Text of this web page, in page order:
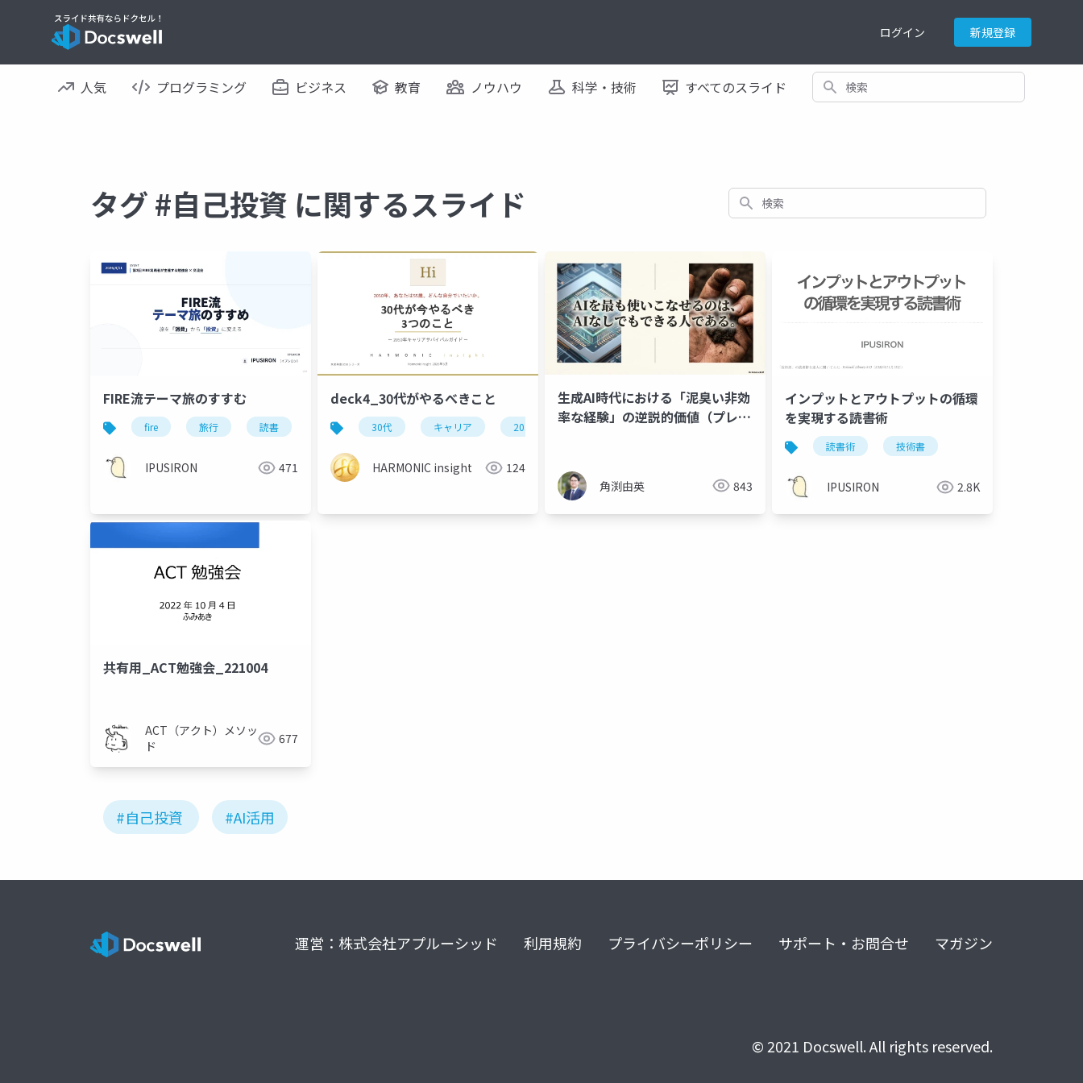
ログイン 新規登録
人気 プログラミング ビジネス 教育 ノウハウ 科学・技術 すべてのスライド 検索
タグ #自己投資 に関するスライド 検索
FIRE流テーマ旅のすすむ
fire 旅行 読書
IPUSIRON 471
deck4_30代がやるべきこと
30代 キャリア 2050年 ai活用 スキルアップ 自己投資 リスキリング
HARMONIC insight 124
生成AI時代における「泥臭い非効
率な経験」の逆説的価値（プレゼ
角渕由英 843
インプットとアウトプットの循環
を実現する読書術
読書術 技術書
IPUSIRON 2.8K
共有用_ACT勉強会_221004
ACT（アクト）メソッ
ド
677
#自己投資 #AI活用
運営：株式会社アプルーシッド 利用規約 プライバシーポリシー サポート・お問合せ マガジン
© 2021 Docswell. All rights reserved.